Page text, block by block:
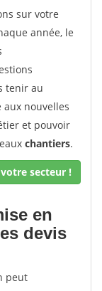
sur votre
année, le
tenir au
aux nouvelles
et pouvoir
chantiers.
secteur !
en
devis
peut